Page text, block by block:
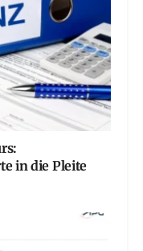
in die Pleite